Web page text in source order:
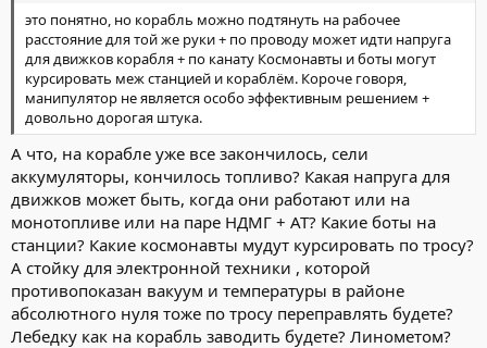
это понятно, но корабль можно подтянуть на рабочее
расстояние для той же руки + по проводу может идти напруга
для движков корабля + по канату Космонавты и боты могут
курсировать меж станцией и кораблём. Короче говоря,
манипулятор не является особо эффективным решением +
довольно дорогая штука.
А что, на корабле уже все закончилось, сели
аккумуляторы, кончилось топливо? Какая напруга для
движков может быть, когда они работают или на
монотопливе или на паре НДМГ + АТ? Какие боты на
станции? Какие космонавты мудут курсировать по тросу?
А стойку для электронной техники , которой
противопоказан вакуум и температуры в районе
абсолютного нуля тоже по тросу переправлять будете?
Лебедку как на корабль заводить будете? Линометом?